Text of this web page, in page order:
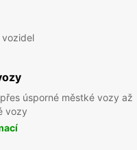
vozidel
úsporné městké vozy až
vozy